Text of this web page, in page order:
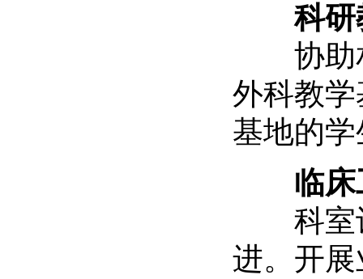
科研
协助相
外科教
基地的
临床
科室设
进。开